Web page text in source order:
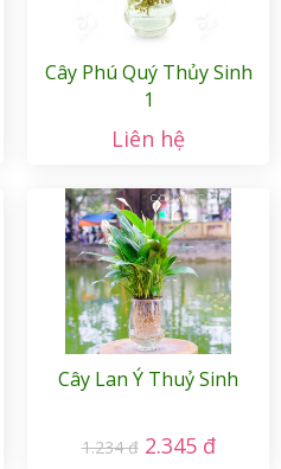
Cây Phú Quý Thủy Sinh
1
Liên hệ
Cây Lan Ý Thuỷ Sinh
1.234 đ 2.345 đ